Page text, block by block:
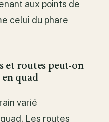
aux points de
celui du phare
et routes peut-on
quad
varié
Les routes